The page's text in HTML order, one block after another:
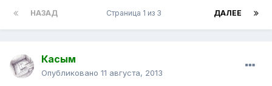
НАЗАД ДАЛЕЕ
Страница 1 из 3
Касым
Опубликовано 11 августа, 2013